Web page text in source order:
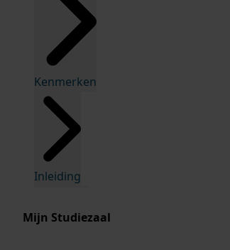
Kenmerken
Inleiding
Mijn Studiezaal